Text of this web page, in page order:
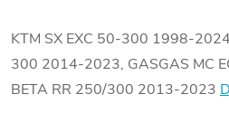
KTM SX EXC 50-300 1998-
300 2014-2023, GASGAS MC
BETA RR 250/300 2013-2023